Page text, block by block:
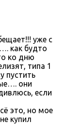
уже с
как будто
ко дню
типа 1
пустить
они
если
это, но мое
купил